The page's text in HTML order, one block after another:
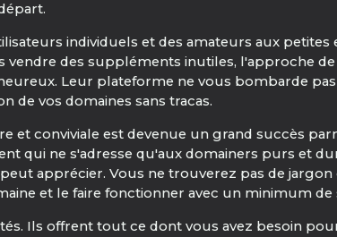
individuels et des amateurs aux petites
des suppléments inutiles, l'approche
Leur plateforme ne vous bombarde
de vos domaines sans tracas.
conviviale est devenue un grand succès
qui ne s'adresse qu'aux domainers purs et
apprécier. Vous ne trouverez pas de jargon
et le faire fonctionner avec un minimum de
Ils offrent tout ce dont vous avez besoin